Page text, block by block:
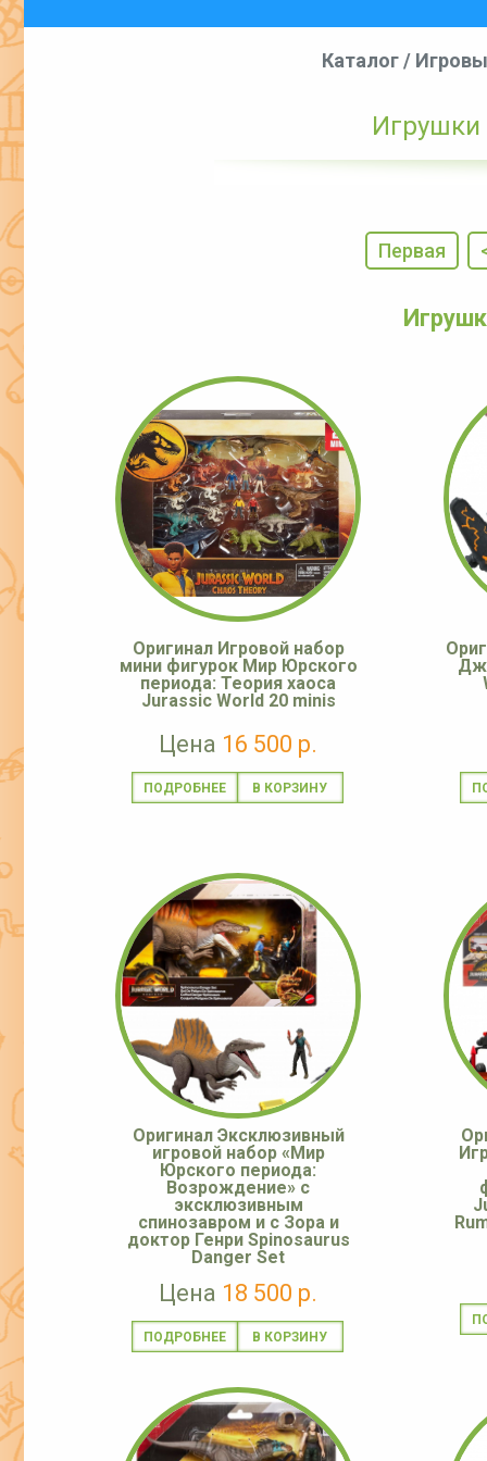
Каталог/
Игрушки
Первая
Оригинал Игровой набор
мини фигурок Мир Юрского
периода: Теория хаоса
Jurassic World 20 minis
Цена 16 500 р.
ПОДРОБНЕЕ
Оригинал Эксклюзивный
игровой набор «Мир
Юрского периода:
Возрождение» с
эксклюзивным
спинозавром и с Зора и
доктор Генри Spinosaurus
Danger Set
Цена 18 500 р.
ПОДРОБНЕЕ